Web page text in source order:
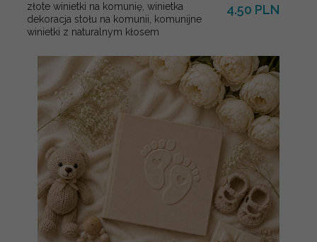
złote winietki na komunię, winietka
dekoracja stołu na komunii, komunijne
winietki z naturalnym kłosem
4.50 PLN